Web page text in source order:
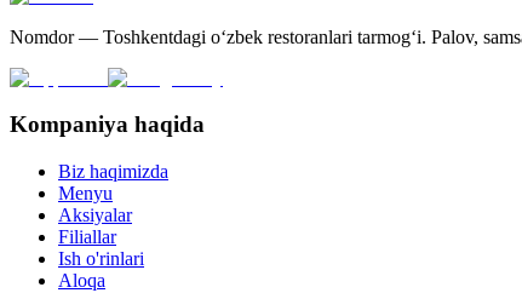
Nomdor — Toshkentdagi oʻzbek restoranlari tarmogʻi. Palov,
Kompaniya haqida
Biz haqimizda
Menyu
Aksiyalar
Filiallar
Ish o'rinlari
Aloqa